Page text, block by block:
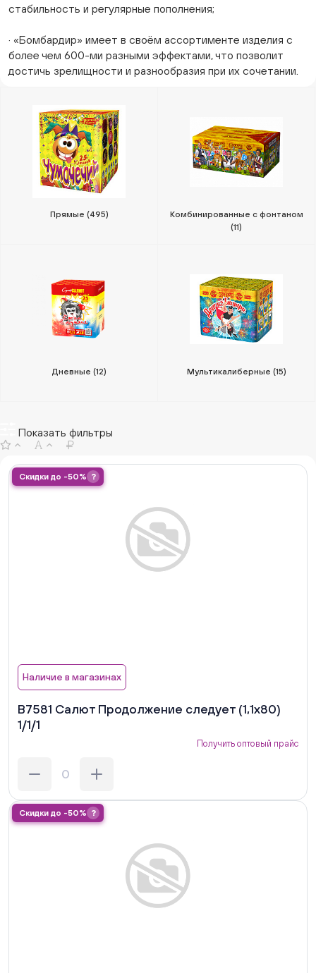
стабильность и регулярные пополнения;
· «Бомбардир» имеет в своём ассортименте изделия с
более чем 600-ми разными эффектами, что позволит
достичь зрелищности и разнообразия при их сочетании.
Прямые (495)
Комбинированные с фонтаном
(11)
Дневные (12) Мультикалиберные (15)
Показать фильтры
Скидки до -50% ?
Наличие в магазинах
В7581 Салют Продолжение следует (1,1х80)
1/1/1
Получить оптовый прайс
Скидки до -50% ?